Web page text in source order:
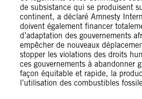
de subsistance qui se produisent
continent, a déclaré Amnesty
doivent également financer
d’adaptation des gouvernements
empêcher de nouveaux
stopper les violations des droits
ces gouvernements à abandonner
façon équitable et rapide, la
l’utilisation des combustibles